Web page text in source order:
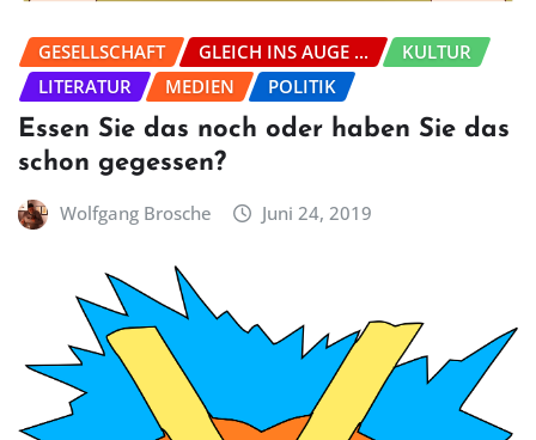
GESELLSCHAFT GLEICH INS AUGE ...
KULTUR
LITERATUR
MEDIEN POLITIK
Essen Sie das noch oder haben Sie das
schon gegessen?
Wolfgang Brosche Juni 24, 2019